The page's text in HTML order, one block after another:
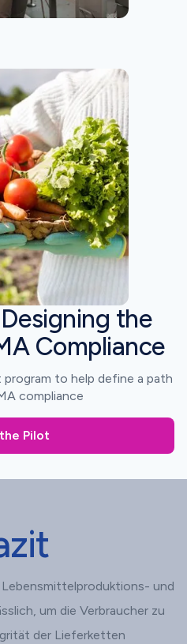
the
Compliance
program to help define a path
compliance
Pilot
Lebensmittelproduktions- und
um die Verbraucher zu
der Lieferketten